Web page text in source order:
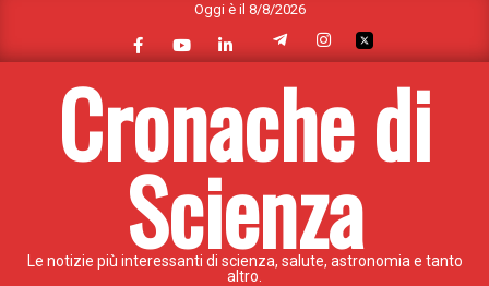
content
Oggi è il 8/8/2026
Cronache di
Scienza
Le notizie più interessanti di scienza, salute, astronomia e tanto
altro.